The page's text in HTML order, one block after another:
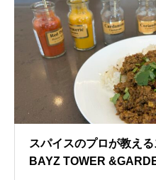
スパイスのプロが教え
BAYZ TOWER